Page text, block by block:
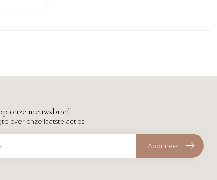
onze nieuwsbrief
over onze laatste acties
Abonneer